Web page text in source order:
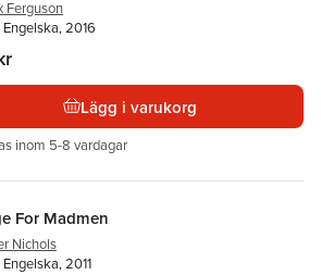
Ferguson
2016
Lägg i varukorg
inom 5-8 vardagar
For Madmen
Nichols
2011